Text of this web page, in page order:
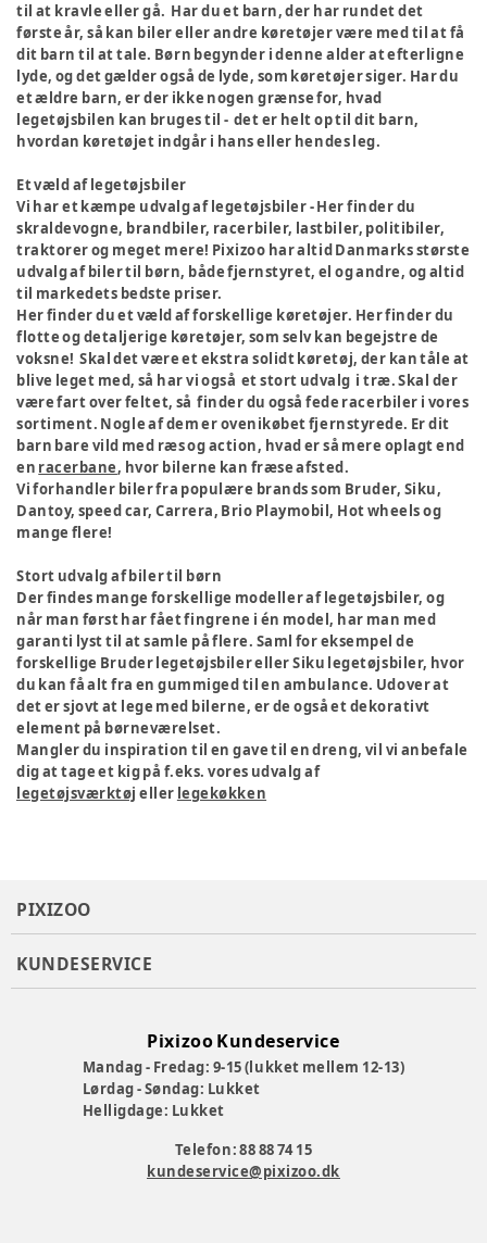
til at kravle eller gå. Har du et barn, der har rundet det
første år, så kan biler eller andre køretøjer være med til at få
dit barn til at tale. Børn begynder i denne alder at efterligne
lyde, og det gælder også de lyde, som køretøjer siger. Har du
et ældre barn, er der ikke nogen grænse for, hvad
legetøjsbilen kan bruges til - det er helt op til dit barn,
hvordan køretøjet indgår i hans eller hendes leg.
Et væld af legetøjsbiler
Vi har et kæmpe udvalg af legetøjsbiler - Her finder du
skraldevogne, brandbiler, racerbiler, lastbiler, politibiler,
traktorer og meget mere! Pixizoo har altid Danmarks største
udvalg af biler til børn, både fjernstyret, el og andre, og altid
til markedets bedste priser.
Her finder du et væld af forskellige køretøjer. Her finder du
flotte og detaljerige køretøjer, som selv kan begejstre de
voksne! Skal det være et ekstra solidt køretøj, der kan tåle at
blive leget med, så har vi også et stort udvalg i træ. Skal der
være fart over feltet, så finder du også fede racerbiler i vores
sortiment. Nogle af dem er ovenikøbet fjernstyrede. Er dit
barn bare vild med ræs og action, hvad er så mere oplagt end
en racerbane, hvor bilerne kan fræse afsted.
Vi forhandler biler fra populære brands som Bruder, Siku,
Dantoy, speed car, Carrera, Brio Playmobil, Hot wheels og
mange flere!
Stort udvalg af biler til børn
Der findes mange forskellige modeller af legetøjsbiler, og
når man først har fået fingrene i én model, har man med
garanti lyst til at samle på flere. Saml for eksempel de
forskellige Bruder legetøjsbiler eller Siku legetøjsbiler, hvor
du kan få alt fra en gummiged til en ambulance. Udover at
det er sjovt at lege med bilerne, er de også et dekorativt
element på børneværelset.
Mangler du inspiration til en gave til en dreng, vil vi anbefale
dig at tage et kig på f.eks. vores udvalg af
legetøjsværktøj eller legekøkken
PIXIZOO
KUNDESERVICE
Pixizoo Kundeservice
Mandag - Fredag: 9-15 (lukket mellem 12-13)
Lørdag - Søndag: Lukket
Helligdage: Lukket
Telefon: 88 88 74 15
kundeservice@pixizoo.dk